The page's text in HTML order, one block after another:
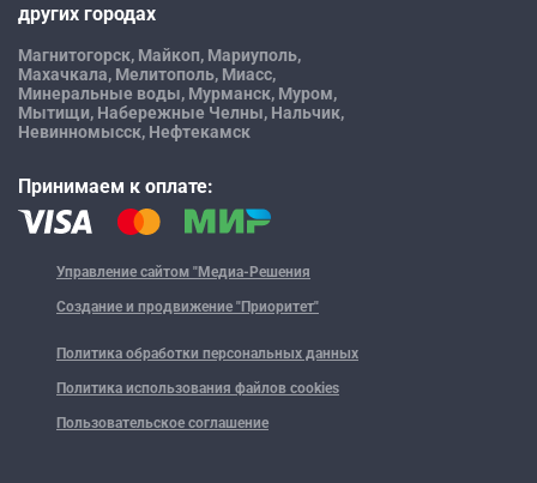
Принимаем к оплате:
других городах
Магнитогорск, Майкоп, Мариуполь,
Махачкала, Мелитополь, Миасс,
Минеральные воды, Мурманск, Муром,
Мытищи, Набережные Челны, Нальчик,
Невинномысск, Нефтекамск
Управление сайтом "Медиа-Решения
Создание и продвижение "Приоритет"
Политика обработки персональных данных
Политика использования файлов cookies
Пользовательское соглашение